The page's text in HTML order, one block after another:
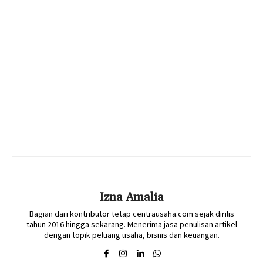
Izna Amalia
Bagian dari kontributor tetap centrausaha.com sejak dirilis
tahun 2016 hingga sekarang. Menerima jasa penulisan artikel
dengan topik peluang usaha, bisnis dan keuangan.